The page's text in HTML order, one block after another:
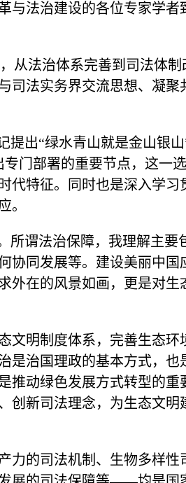
与法治建设的各位专家学者
从法治体系完善到司法体制
法实务界交流思想、凝聚
提出“绿水青山就是金山银
门部署的重要节点，这一
代特征。同时也是深入学习
。
所谓法治保障，我理解主要
协同发展等。建设美丽中国
外在的风景如画，更是对生
文明制度体系，完善生态环
是治国理政的基本方式，也
推动绿色发展方式转型的重
创新司法理念，为生态文明
力的司法机制、生物多样性